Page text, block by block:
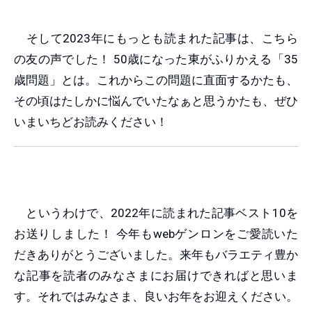
そして2023年にもっとも読まれた記事は、こちら
の友の声でした！ 50歳になった東がふりかえる「35
歳問題」とは。これからこの問題に直面するかたも、
その頃はたしかに悩んでいたなぁと思うかたも、ぜひ
いまいちどお読みください！
というわけで、2022年に読まれた記事ベスト10を
お送りしました！ 今年もwebゲンロンをご愛読いた
だきありがとうございました。来年もバラエティ豊か
な記事を読者のみなさまにお届けできればと思いま
す。それではみなさま、良いお年をお迎えください。